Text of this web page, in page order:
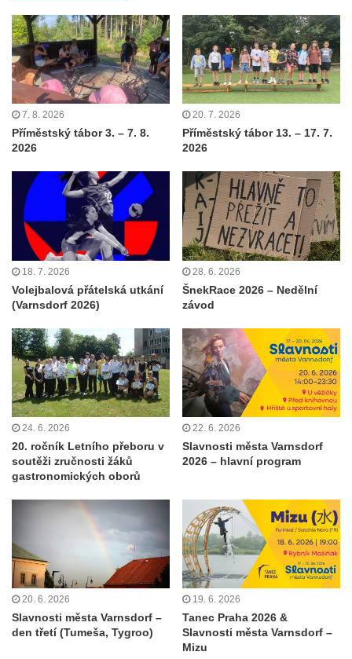
7. 8. 2026
Příměstský tábor 3. – 7. 8.
2026
20. 7. 2026
Příměstský tábor 13. – 17. 7.
2026
18. 7. 2026
Volejbalová přátelská utkání
(Varnsdorf 2026)
28. 6. 2026
ŠnekRace 2026 – Nedělní
závod
24. 6. 2026
20. ročník Letního přeboru v
soutěži zručnosti žáků
gastronomických oborů
22. 6. 2026
Slavnosti města Varnsdorf
2026 – hlavní program
20. 6. 2026
Slavnosti města Varnsdorf –
den třetí (Tumeša, Tygroo)
19. 6. 2026
Tanec Praha 2026 &
Slavnosti města Varnsdorf –
Mizu